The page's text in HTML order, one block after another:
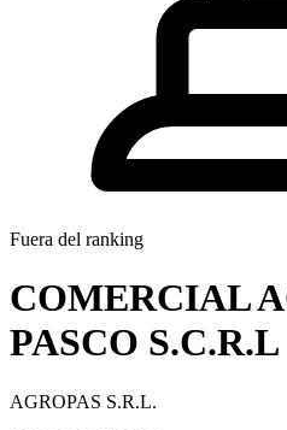
Fuera del ranking
COMERCIAL
PASCO S.C.R.L
AGROPAS S.R.L.